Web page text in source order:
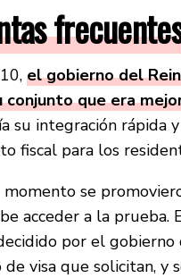
el gobierno del
conjunto que era
su integración rápida
fiscal para los
se
acceder a la
por el
visa que solicitan, y